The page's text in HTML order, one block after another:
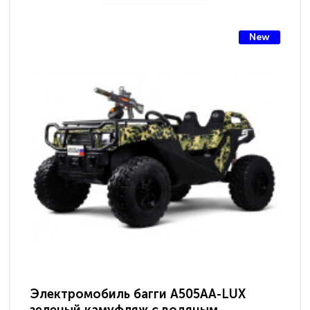
New
Электромобиль багги A505AA-LUX